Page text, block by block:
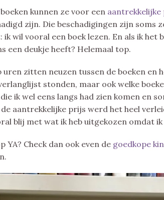
kunnen ze voor een aantrekkelijke
zijn. Die beschadigingen zijn soms
ik wil vooral een boek lezen. En als ik
een deukje heeft? Helemaal top.
uren zitten neuzen tussen de boeken en
stonden, maar ook welke
ik wel eens langs had zien komen en
aantrekkelijke prijs werd het heel
blij met wat ik heb uitgekozen omdat
YA? Check dan ook even de goedkope